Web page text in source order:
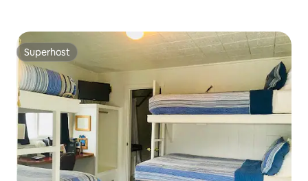
Superhost
Superhost